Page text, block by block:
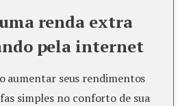
renda extra
pela internet
aumentar seus rendimentos
simples no conforto de sua